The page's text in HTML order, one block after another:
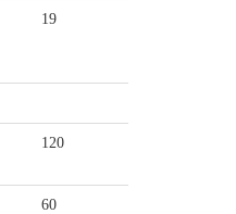
19
120
60